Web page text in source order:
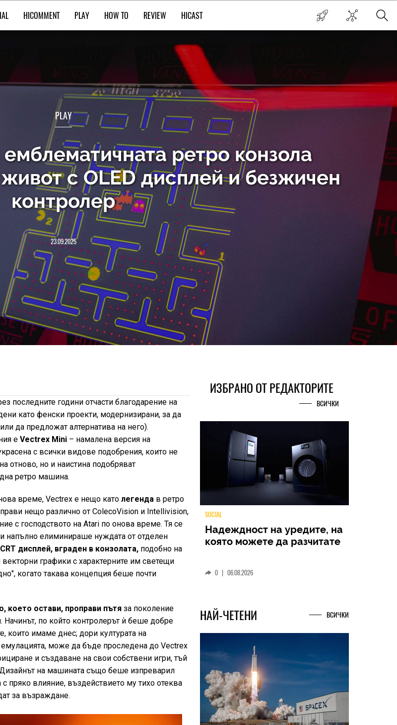
HICOMMENT PLAY HOW TO REVIEW HICAST
PLAY
ретро конзола
с OLED дисплей и безжичен
контролер
23.09.2025
последните години отчасти благодарение на
като фенски проекти, модернизирани, за да
да предложат алтернатива на него).
еVectrex Mini – намалена версия на
с всички видове подобрения, които не
отново, но и наистина подобряват
ретро машина.
време, Vectrex е нещо католегенда в ретро
нещо различно от ColecoVision и Intellivision,
с господството на Atari по онова време. Тя се
напълно елиминираше нуждата от отделен
дисплей, вграден в конзолата, подобно на
графики с характерните им светещи
когато такава концепция беше почти
което остави, проправи пътя за поколение
Начинът, по който контролерът ѝ беше добре
които имаме днес; дори културата на
може да бъде проследена до Vectrex
и създаване на свои собствени игри, тъй
на машината също беше изпреварил
пряко влияние, въздействието му тихо отеква
за възраждане.
ИЗБРАНО ОТ РЕДАКТОРИТЕ
ВСИЧКИ
TECH
Ultra – ново име, познато
НАЙ-ЧЕТЕНИ